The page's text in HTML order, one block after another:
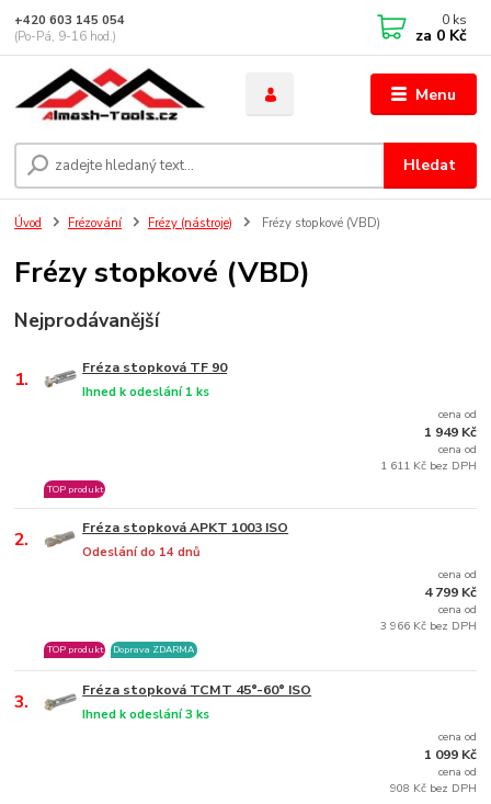
Menu
Hledat
+420 603 145 054
(Po-Pá, 9-16 hod.)
0 ks
za 0 Kč
Úvod Frézování Frézy (nástroje) Frézy stopkové (VBD)
Frézy stopkové (VBD)
Nejprodávanější
1. Fréza stopková TF 90
Ihned k odeslání 1 ks
TOP produkt
cena od
1 949 Kč
cena od
1 611 Kč bez DPH
2. Fréza stopková APKT 1003 ISO
Odeslání do 14 dnů
TOP produkt Doprava ZDARMA
cena od
4 799 Kč
cena od
3 966 Kč bez DPH
3. Fréza stopková TCMT 45°-60° ISO
Ihned k odeslání 3 ks
cena od
1 099 Kč
cena od
908 Kč bez DPH